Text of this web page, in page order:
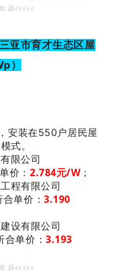
品<<<<<
亚市育才生态区屋
）
安装在550户居民屋
式。
限公司
价： 2.784元/W；
程有限公司
合单价：3.190
设有限公司
合单价：3.193
品<<<<<